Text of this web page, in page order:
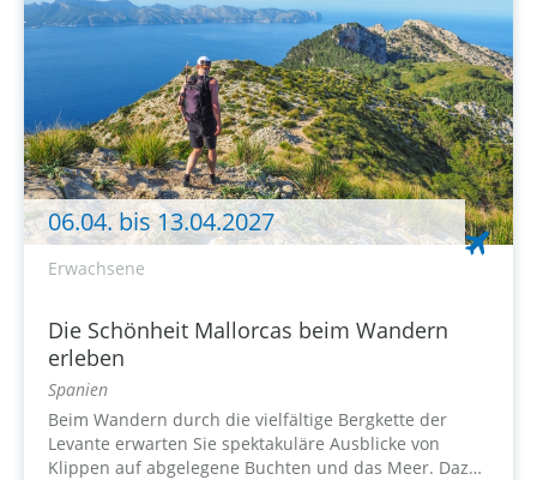
06.04. bis 13.04.2027
Erwachsene
Die Schönheit Mallorcas beim Wandern
erleben
Spanien
Beim Wandern durch die vielfältige Bergkette der
Levante erwarten Sie spektakuläre Ausblicke von
Klippen auf abgelegene Buchten und das Meer. Dazu